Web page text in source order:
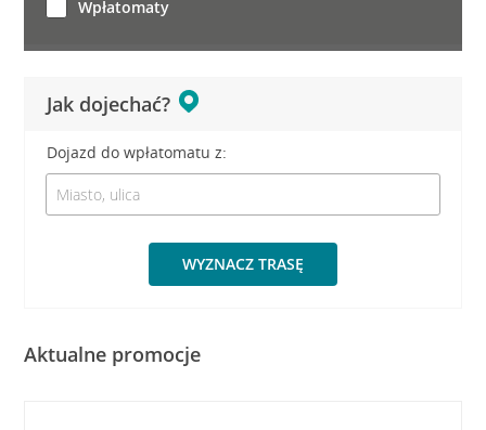
Jak dojechać?
Dojazd do wpłatomatu z:
WYZNACZ TRASĘ
Wpłatomaty
Aktualne promocje